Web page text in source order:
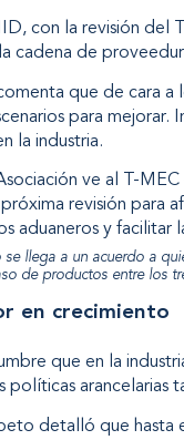
con la revisión del
cadena de
que de cara a
para mejorar.
la industria.
ve al T-
revisión para
aduaneros y
se llega a un acuerdo a
de productos entre los
en crecimiento
que en la
políticas
detalló que hasta